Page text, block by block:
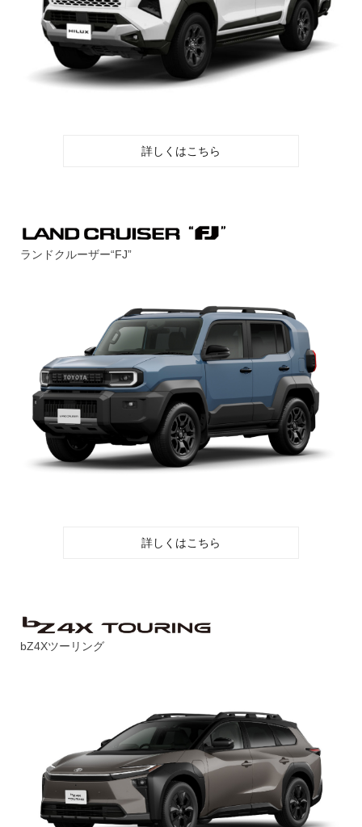
詳しくはこちら
ランドクルーザー“FJ”
詳しくはこちら
bZ4Xツーリング